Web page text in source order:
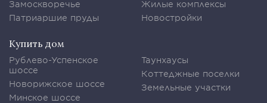
Замоскворечье
Патриаршие пруды
Жилые комплексы
Новостройки
Купить дом
Рублево-Успенское
шоссе
Новорижское шоссе
Минское шоссе
Таунхаусы
Коттеджные поселки
Земельные участки